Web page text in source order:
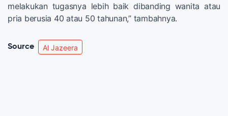
melakukan tugasnya lebih baik dibanding wanita atau
pria berusia 40 atau 50 tahunan,” tambahnya.
Source Al Jazeera